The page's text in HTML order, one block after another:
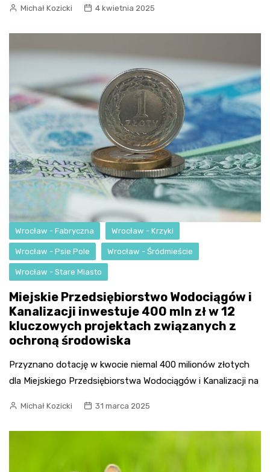
Michał Kozicki 4 kwietnia 2025
Wrocław - Fabryczna Wrocław - Krzyki
Wrocław - Psie Pole Wrocław - Śródmieście
Wrocław - Stare Miasto
Miejskie Przedsiębiorstwo Wodociągów i
Kanalizacji inwestuje 400 mln zł w 12
kluczowych projektach związanych z
ochroną środowiska
Przyznano dotację w kwocie niemal 400 milionów złotych
dla Miejskiego Przedsiębiorstwa Wodociągów i Kanalizacji na
Michał Kozicki 31 marca 2025